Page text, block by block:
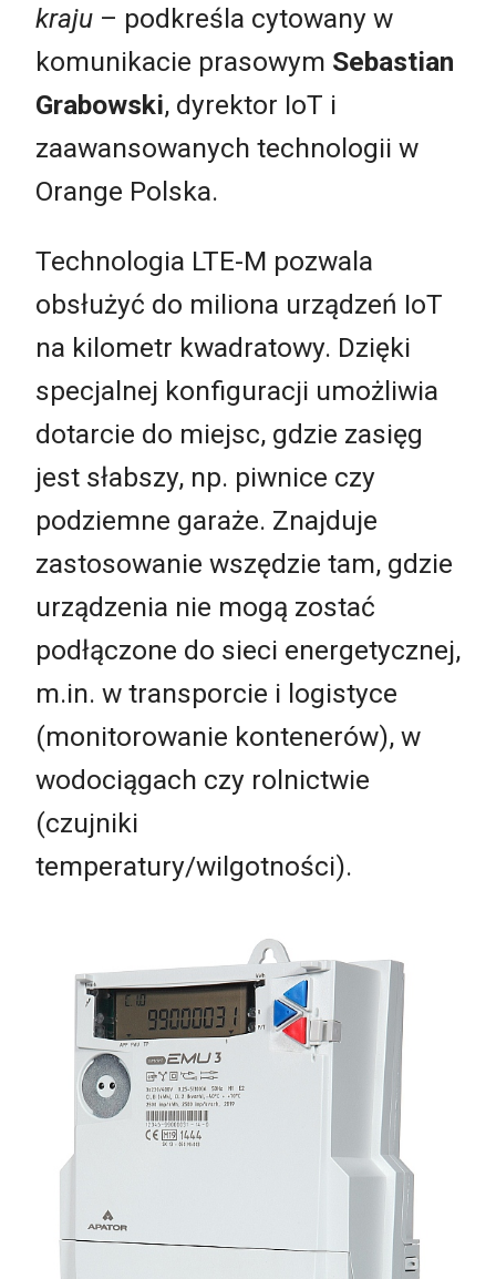
kraju – podkreśla cytowany w
komunikacie prasowym Sebastian
Grabowski, dyrektor IoT i
zaawansowanych technologii w
Orange Polska.
Technologia LTE-M pozwala
obsłużyć do miliona urządzeń IoT
na kilometr kwadratowy. Dzięki
specjalnej konfiguracji umożliwia
dotarcie do miejsc, gdzie zasięg
jest słabszy, np. piwnice czy
podziemne garaże. Znajduje
zastosowanie wszędzie tam, gdzie
urządzenia nie mogą zostać
podłączone do sieci energetycznej,
m.in. w transporcie i logistyce
(monitorowanie kontenerów), w
wodociągach czy rolnictwie
(czujniki
temperatury/wilgotności).